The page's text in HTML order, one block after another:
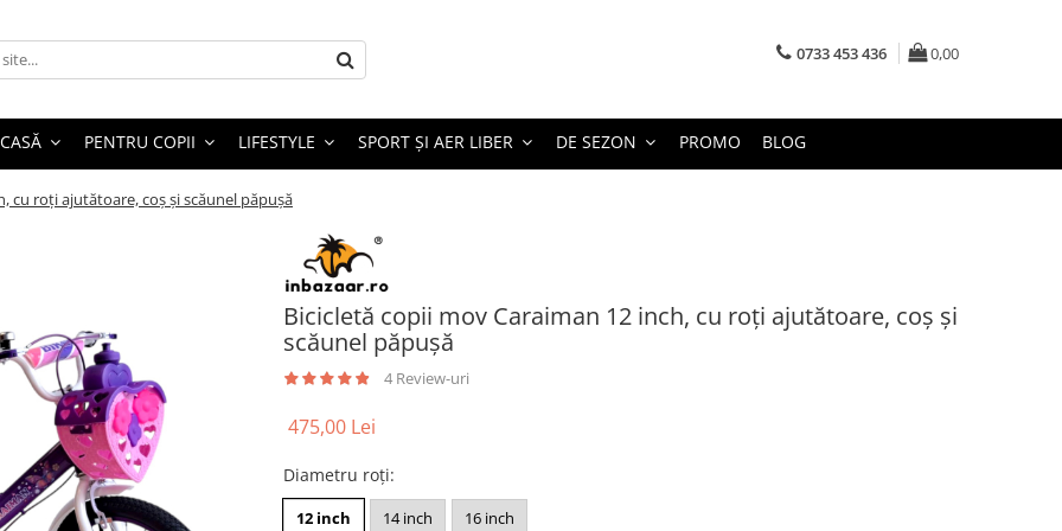
0733 453 436 0,00
PENTRU COPII LIFESTYLE SPORT ȘI AER LIBER DE SEZON PROMO BLOG
cu roți ajutătoare, coș și scăunel păpușă
Bicicletă copii mov Caraiman 12 inch, cu roți ajutătoare, coș și
scăunel păpușă
4 Review-uri
475,00 Lei
Diametru roți:
12 inch 14 inch 16 inch